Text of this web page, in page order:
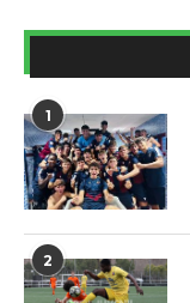
1
2